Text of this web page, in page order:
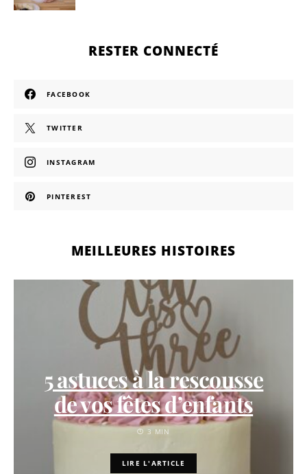
RESTER CONNECTÉ
FACEBOOK
TWITTER
INSTAGRAM
PINTEREST
MEILLEURES HISTOIRES
5 astuces à la rescousse
de vos fêtes d’enfants
3 MIN
LIRE L'ARTICLE